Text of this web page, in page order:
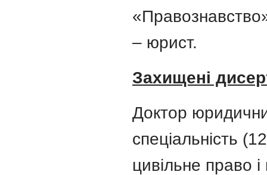
– юрист.
Захищені
Доктор
спеціальність
цивільне право